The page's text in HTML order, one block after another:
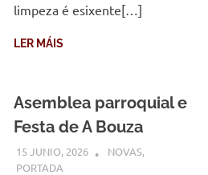
limpeza é esixente[…]
LER MÁIS
Asemblea parroquial e
Festa de A Bouza
15 JUNIO, 2026 COMUNIDADE
NOVAS,
PORTADA